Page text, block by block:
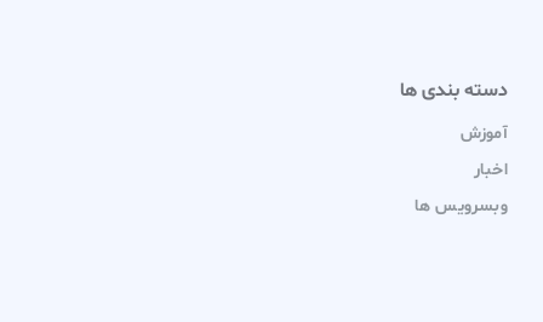
دسته بندی ها
آموزش
اخبار
وبسرویس ها